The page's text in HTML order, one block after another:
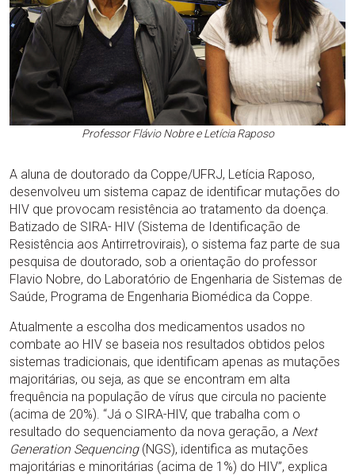
Professor Flávio Nobre e Letícia Raposo
A aluna de doutorado da Coppe/UFRJ, Letícia Raposo,
desenvolveu um sistema capaz de identificar mutações do
HIV que provocam resistência ao tratamento da doença.
Batizado de SIRA- HIV (Sistema de Identificação de
Resistência aos Antirretrovirais), o sistema faz parte de sua
pesquisa de doutorado, sob a orientação do professor
Flavio Nobre, do Laboratório de Engenharia de Sistemas de
Saúde, Programa de Engenharia Biomédica da Coppe.
Atualmente a escolha dos medicamentos usados no
combate ao HIV se baseia nos resultados obtidos pelos
sistemas tradicionais, que identificam apenas as mutações
majoritárias, ou seja, as que se encontram em alta
frequência na população de vírus que circula no paciente
(acima de 20%). “Já o SIRA-HIV, que trabalha com o
resultado do sequenciamento da nova geração, a Next
Generation Sequencing (NGS), identifica as mutações
majoritárias e minoritárias (acima de 1%) do HIV”, explica